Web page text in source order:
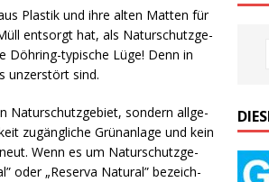
Plas­tik und ihre alten Mat­ten für
ent­sorgt hat, als Natur­schutz­ge­
Döh­ring-typi­sche Lüge! Denn in
unzer­stört sind.
Natur­schutz­ge­biet, son­dern all­ge­
zugäng­li­che Grün­an­la­ge und kein
Wenn es um Natur­schutz­ge­
oder „Reser­va Natu­ral” bezeich­